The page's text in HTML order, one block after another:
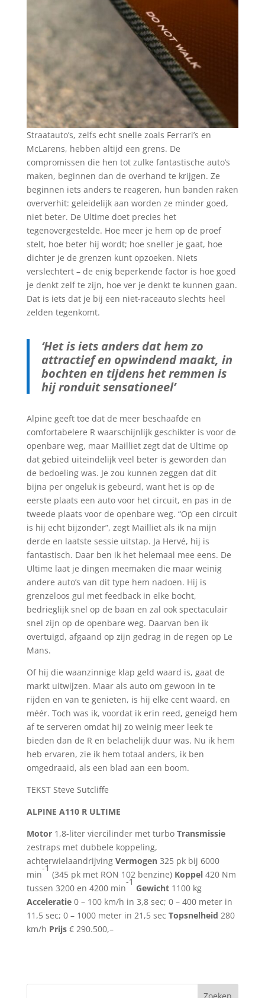
Straatauto’s, zelfs echt snelle zoals Ferrari’s en
McLarens, hebben altijd een grens. De
compromissen die hen tot zulke fantastische auto’s
maken, beginnen dan de overhand te krijgen. Ze
beginnen iets anders te reageren, hun banden raken
oververhit: geleidelijk aan worden ze minder goed,
niet beter. De Ultime doet precies het
tegenovergestelde. Hoe meer je hem op de proef
stelt, hoe beter hij wordt; hoe sneller je gaat, hoe
dichter je de grenzen kunt opzoeken. Niets
verslechtert – de enig beperkende factor is hoe goed
je denkt zelf te zijn, hoe ver je denkt te kunnen gaan.
Dat is iets dat je bij een niet-raceauto slechts heel
zelden tegenkomt.
‘Het is iets anders dat hem zo
attractief en opwindend maakt, in
bochten en tijdens het remmen is
hij ronduit sensationeel’
Alpine geeft toe dat de meer beschaafde en
comfortabelere R waarschijnlijk geschikter is voor de
openbare weg, maar Mailliet zegt dat de Ultime op
dat gebied uiteindelijk veel beter is geworden dan
de bedoeling was. Je zou kunnen zeggen dat dit
bijna per ongeluk is gebeurd, want het is op de
eerste plaats een auto voor het circuit, en pas in de
tweede plaats voor de openbare weg. “Op een circuit
is hij echt bijzonder”, zegt Mailliet als ik na mijn
derde en laatste sessie uitstap. Ja Hervé, hij is
fantastisch. Daar ben ik het helemaal mee eens. De
Ultime laat je dingen meemaken die maar weinig
andere auto’s van dit type hem nadoen. Hij is
grenzeloos gul met feedback in elke bocht,
bedrieglijk snel op de baan en zal ook spectaculair
snel zijn op de openbare weg. Daarvan ben ik
overtuigd, afgaand op zijn gedrag in de regen op Le
Mans.
Of hij die waanzinnige klap geld waard is, gaat de
markt uitwijzen. Maar als auto om gewoon in te
rijden en van te genieten, is hij elke cent waard, en
méér. Toch was ik, voordat ik erin reed, geneigd hem
af te serveren omdat hij zo weinig meer leek te
bieden dan de R en belachelijk duur was. Nu ik hem
heb ervaren, zie ik hem totaal anders, ik ben
omgedraaid, als een blad aan een boom.
TEKST Steve Sutcliffe
ALPINE A110 R ULTIME
Motor1,8-liter viercilinder met turbo Transmissie
zestraps met dubbele koppeling,
achterwielaandrijving Vermogen325 pk bij 6000
min
-1
(345 pk met RON 102 benzine) Koppel420 Nm
tussen 3200 en 4200 min
-1
Gewicht1100 kg
Acceleratie0 – 100 km/h in 3,8 sec; 0 – 400 meter in
11,5 sec; 0 – 1000 meter in 21,5 sec Topsnelheid 280
km/h Prijs € 290.500,–